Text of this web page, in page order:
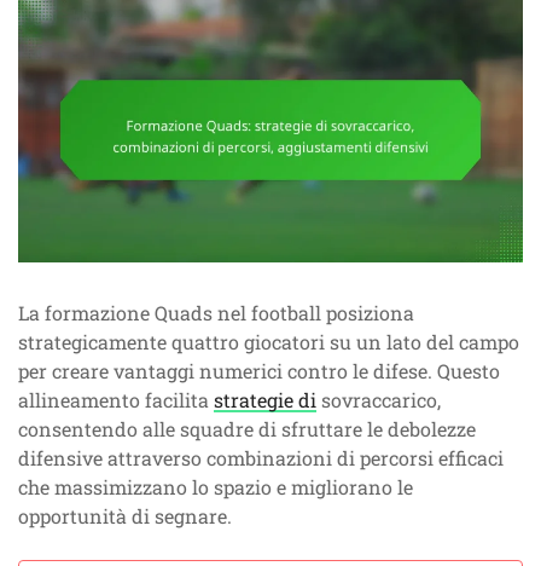
La formazione Quads nel football posiziona
strategicamente quattro giocatori su un lato del campo
per creare vantaggi numerici contro le difese. Questo
allineamento facilitastrategie disovraccarico,
consentendo alle squadre di sfruttare le debolezze
difensive attraverso combinazioni di percorsi efficaci
che massimizzano lo spazio e migliorano le
opportunità di segnare.